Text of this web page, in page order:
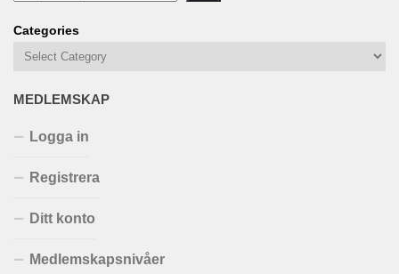
Categories
MEDLEMSKAP
Logga in
Registrera
Ditt konto
Medlemskapsnivåer